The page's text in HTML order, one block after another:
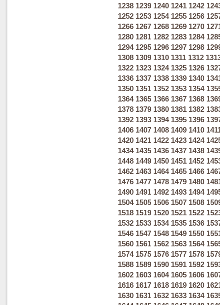
1238 1239 1240 1241 1242
1252 1253 1254 1255 1256
1266 1267 1268 1269 1270
1280 1281 1282 1283 1284
1294 1295 1296 1297 1298
1308 1309 1310 1311 1312
1322 1323 1324 1325 1326
1336 1337 1338 1339 1340
1350 1351 1352 1353 1354
1364 1365 1366 1367 1368
1378 1379 1380 1381 1382
1392 1393 1394 1395 1396
1406 1407 1408 1409 1410
1420 1421 1422 1423 1424
1434 1435 1436 1437 1438
1448 1449 1450 1451 1452
1462 1463 1464 1465 1466
1476 1477 1478 1479 1480
1490 1491 1492 1493 1494
1504 1505 1506 1507 1508
1518 1519 1520 1521 1522
1532 1533 1534 1535 1536
1546 1547 1548 1549 1550
1560 1561 1562 1563 1564
1574 1575 1576 1577 1578
1588 1589 1590 1591 1592
1602 1603 1604 1605 1606
1616 1617 1618 1619 1620
1630 1631 1632 1633 1634